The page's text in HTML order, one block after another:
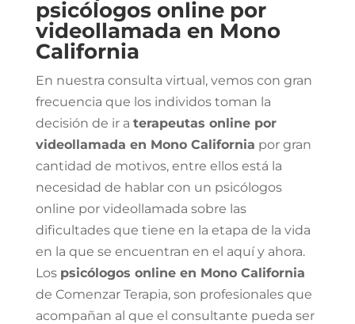
psicólogos online por
videollamada en Mono
California
En nuestra consulta virtual, vemos con gran
frecuencia que los individos toman la
decisión de ir a terapeutas online por
videollamada en Mono California por gran
cantidad de motivos, entre ellos está la
necesidad de hablar con un psicólogos
online por videollamada sobre las
dificultades que tiene en la etapa de la vida
en la que se encuentran en el aquí y ahora.
Los psicólogos online en Mono California
de Comenzar Terapia, son profesionales que
acompañan al que el consultante pueda ser